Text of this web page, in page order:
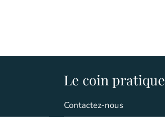
Le coin pratique
Contactez-nous